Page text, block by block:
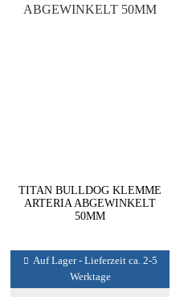
TITAN BULLDOG KLEMME
ARTERIA ABGEWINKELT
50MM
Auf Lager - Lieferzeit ca. 2-5
Werktage